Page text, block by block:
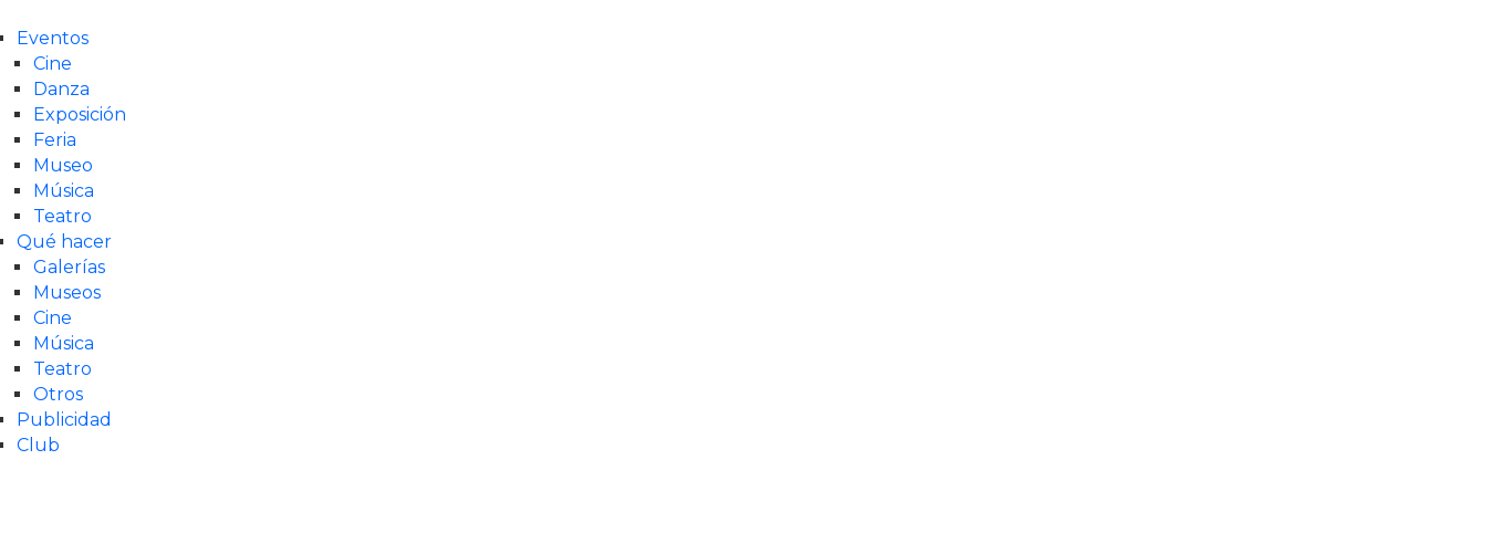
Eventos
Cine
Danza
Exposición
Feria
Museo
Música
Teatro
Qué hacer
Galerías
Museos
Cine
Música
Teatro
Otros
Publicidad
Club